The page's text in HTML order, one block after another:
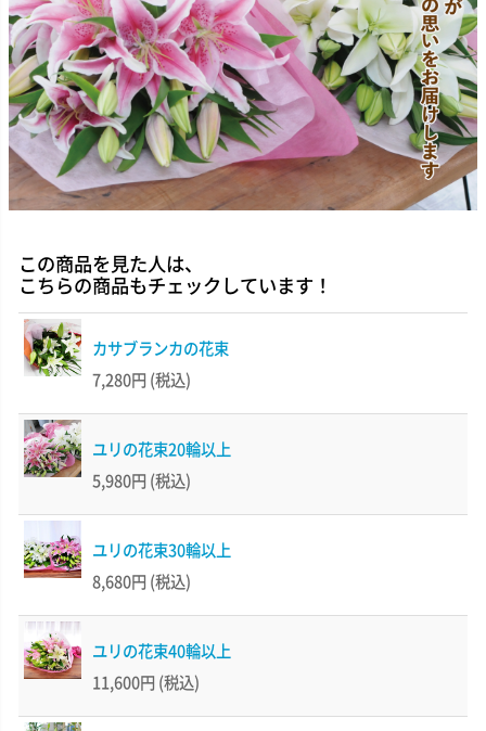
この商品を見た人は、
こちらの商品もチェックしています！
カサブランカの花束
7,280円 (税込)
ユリの花束20輪以上
5,980円 (税込)
ユリの花束30輪以上
8,680円 (税込)
ユリの花束40輪以上
11,600円 (税込)